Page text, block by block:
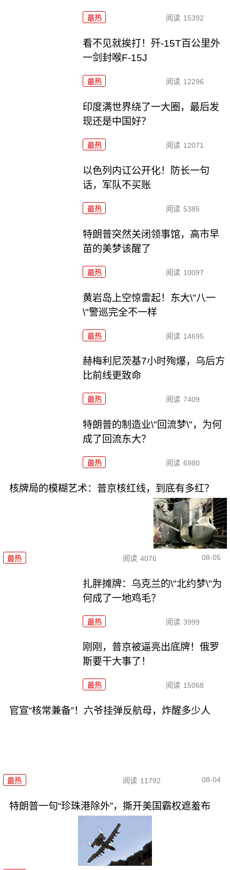
最热 阅读 15392
看不见就挨打！歼-15T百公里外
一剑封喉F-15J
最热 阅读 12296
印度满世界绕了一大圈，最后发
现还是中国好？
最热 阅读 12071
以色列内讧公开化！防长一句
话，军队不买账
最热 阅读 5385
特朗普突然关闭领事馆，高市早
苗的美梦该醒了
最热 阅读 10097
黄岩岛上空惊雷起！东大\"八一
\"警巡完全不一样
最热 阅读 14695
赫梅利尼茨基7小时殉爆，乌后方
比前线更致命
最热 阅读 7409
特朗普的制造业\"回流梦\"，为何
成了回流东大？
最热 阅读 6980
核牌局的模糊艺术：普京核红线，到底有多红？
最热 阅读 4076 08-05
扎胖摊牌：乌克兰的\"北约梦\"为
何成了一地鸡毛？
最热 阅读 3999
刚刚，普京被逼亮出底牌！俄罗
斯要干大事了！
最热 阅读 15068
官宣“核常兼备”！六爷挂弹反航母，炸醒多少人
最热 阅读 11792 08-04
特朗普一句“珍珠港除外”，撕开美国霸权遮羞布